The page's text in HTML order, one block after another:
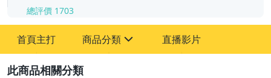
總評價 1703
首頁主打 商品分類
其它
直播影片